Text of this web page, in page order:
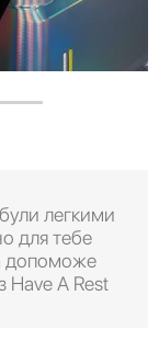
легкими
для тебе
допоможе
Have A Rest